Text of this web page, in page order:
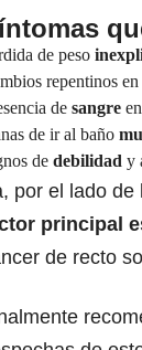
de peso
repentinos
de sangre
de ir al baño
de debilidad y
por el lado de
principal
de recto